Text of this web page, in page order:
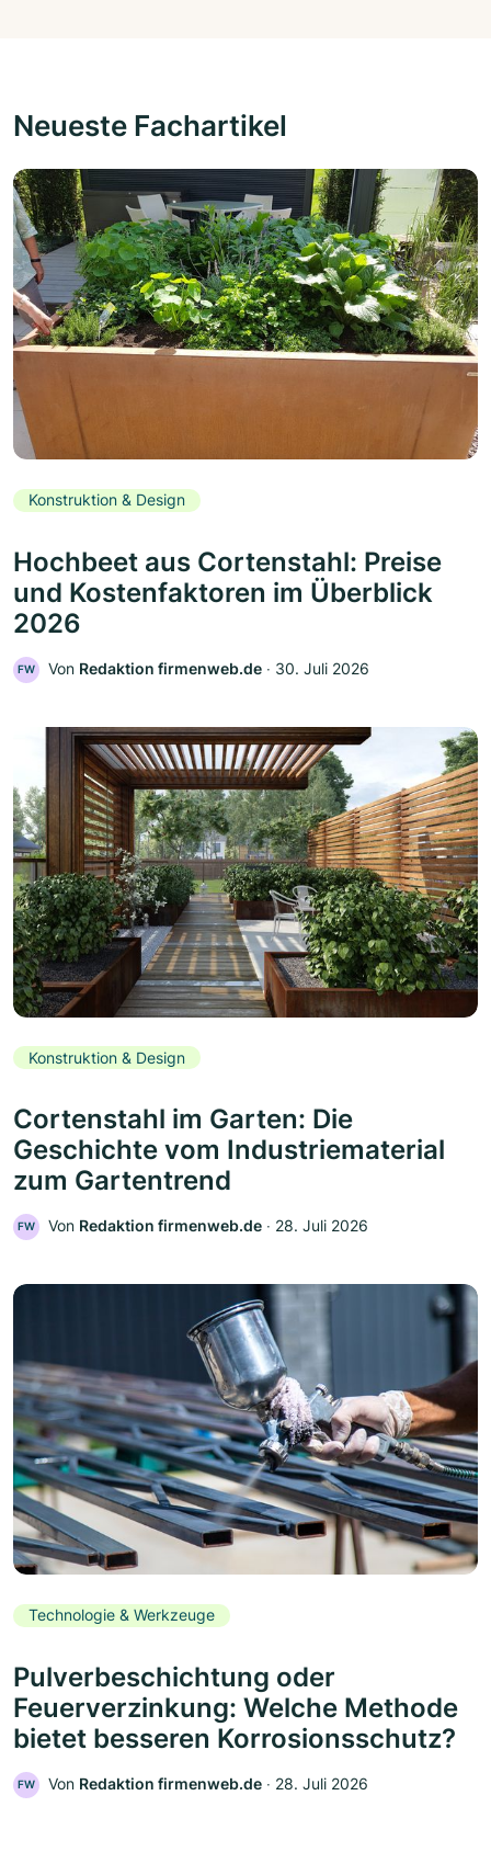
Neueste Fachartikel
Konstruktion & Design
Hochbeet aus Cortenstahl: Preise
und Kostenfaktoren im Überblick
2026
FW Von Redaktion firmenweb.de ‧ 30. Juli 2026
Konstruktion & Design
Cortenstahl im Garten: Die
Geschichte vom Industriematerial
zum Gartentrend
FW Von Redaktion firmenweb.de ‧ 28. Juli 2026
Technologie & Werkzeuge
Pulverbeschichtung oder
Feuerverzinkung: Welche Methode
bietet besseren Korrosionsschutz?
FW Von Redaktion firmenweb.de ‧ 28. Juli 2026